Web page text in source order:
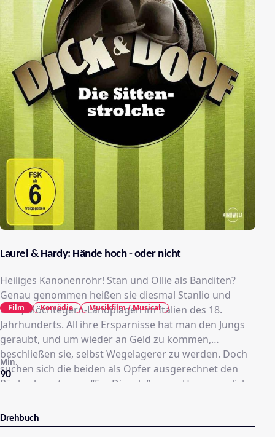
Laurel & Hardy: Hände hoch - oder nicht
Heiliges Kanonenrohr! Stan und Ollie als Banditen?
Genau genommen heißen sie diesmal Stanlio und
Ollio, Möchtegern-Landplagen im Italien des 18.
Jahrhunderts. All ihre Ersparnisse hat man den Jungs
geraubt, und um wieder an Geld zu kommen,
beschließen sie, selbst Wegelagerer zu werden. Doch
suchen sich die beiden als Opfer ausgerechnet den
Räuberhauptmann “Fra Diavolo” aus…. Unvergessliche
Probleme mit dem Seil sowie die Koordinationsübung
“Kniechen, Näschen, Öhrchen”
90
Min.
Film Komödie Musikfilm / Musical
Drehbuch